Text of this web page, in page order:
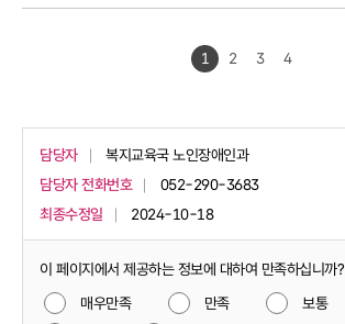
1 2 3 4
담당자
복지교육국 노인장애인과
담당자 전화번호
052-290-3683
최종수정일
2024-10-18
이 페이지에서 제공하는 정보에 대하여 만족하십니까?
매우만족
만족
보통